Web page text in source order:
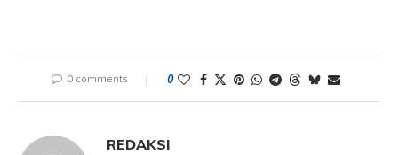
0 comments 0
REDAKSI